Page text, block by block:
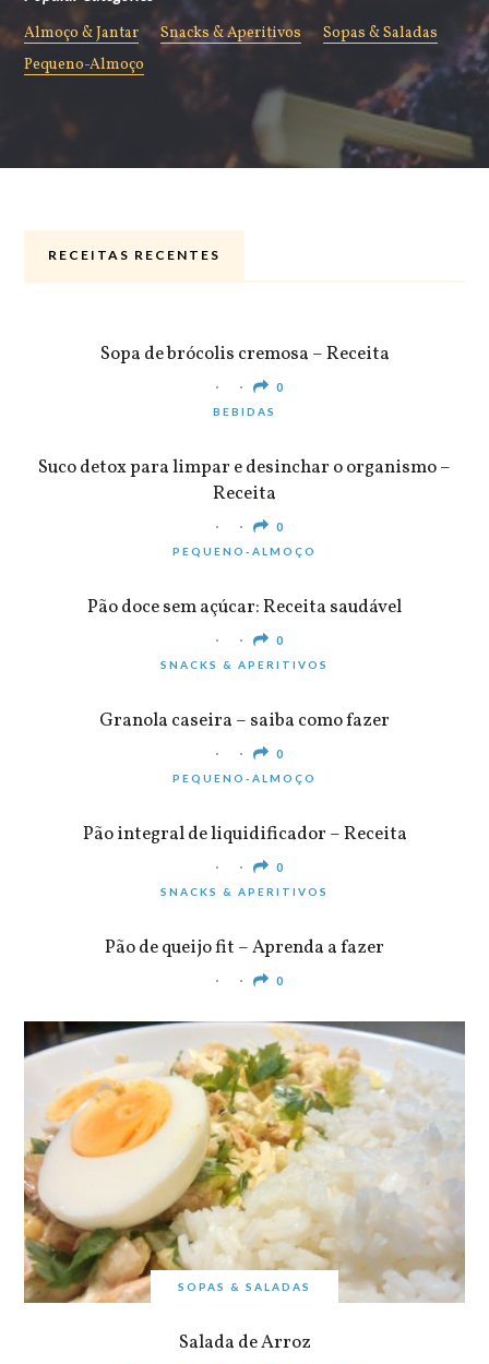
Almoço & Jantar Snacks & Aperitivos
Sopas & Saladas
Pequeno-Almoço
RECEITAS RECENTES
Sopa de brócolis cremosa – Receita
0
BEBIDAS
Suco detox para limpar e desinchar o organismo –
Receita
0
PEQUENO-ALMOÇO
Pão doce sem açúcar: Receita saudável
0
SNACKS & APERITIVOS
Granola caseira – saiba como fazer
0
PEQUENO-ALMOÇO
Pão integral de liquidificador – Receita
0
SNACKS & APERITIVOS
Pão de queijo fit – Aprenda a fazer
0
SOPAS & SALADAS
Salada de Arroz